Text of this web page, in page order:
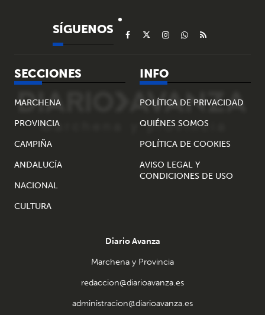
SÍGUENOS
SECCIONES
MARCHENA
PROVINCIA
CAMPIÑA
ANDALUCÍA
NACIONAL
CULTURA
INFO
POLÍTICA DE PRIVACIDAD
QUIÉNES SOMOS
POLÍTICA DE COOKIES
AVISO LEGAL Y
CONDICIONES DE USO
Diario Avanza
Marchena y Provincia
redaccion@diarioavanza.es
administracion@diarioavanza.es